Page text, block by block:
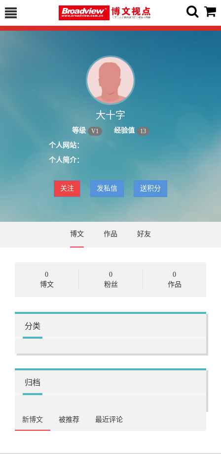
大十字
等级 V1 经验值 13
个人网站：
个人简介：
关注 发私信 送积分
博文 作品 好友
0
博文
0
粉丝
0
作品
分类
归档
新博文 被推荐 最近评论